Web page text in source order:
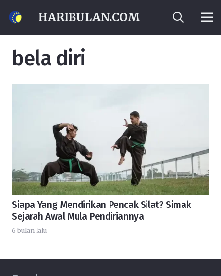
HARIBULAN.COM
bela diri
Siapa Yang Mendirikan Pencak Silat? Simak
Sejarah Awal Mula Pendiriannya
6 bulan lalu